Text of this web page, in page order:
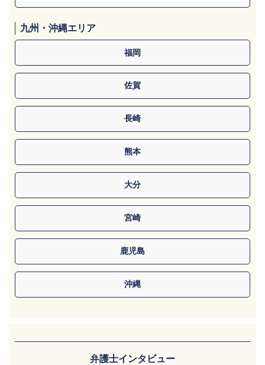
九州・沖縄エリア
福岡
佐賀
長崎
熊本
大分
宮崎
鹿児島
沖縄
弁護士インタビュー